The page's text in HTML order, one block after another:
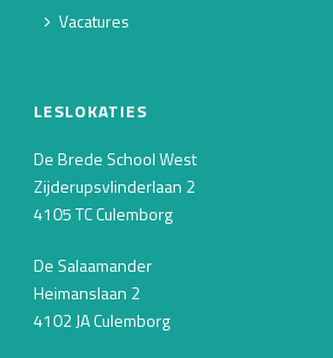
Vacatures
LESLOKATIES
De Brede School West
Zijderupsvlinderlaan 2
4105 TC Culemborg
De Salaamander
Heimanslaan 2
4102 JA Culemborg